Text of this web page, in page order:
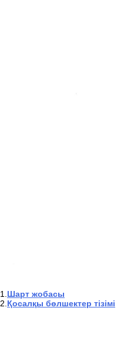
1. Шарт жобасы
2. Қосалқы бөлшектер тізімі